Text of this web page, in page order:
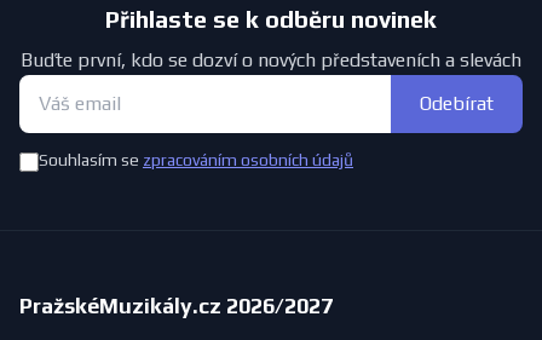
Přihlaste se k odběru novinek
Buďte první, kdo se dozví o nových představeních a slevách
Odebírat
Souhlasím se zpracováním osobních údajů
PražskéMuzikály.cz 2026/2027